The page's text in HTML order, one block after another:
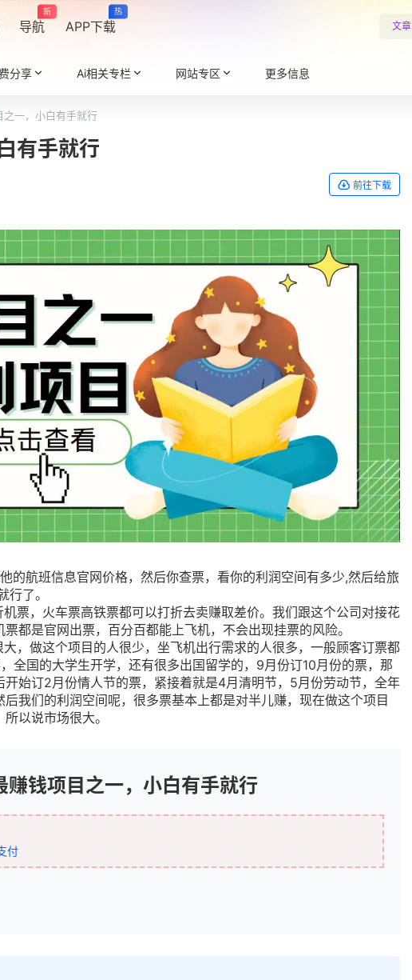
导航
新
APP下载
热
文章
分享 Ai相关专栏 网站专区 更多信息
一，小白有手就行
有手就行
前往下载
航班信息官网价格，然后你查票，看你的利润空间有多少,然后给旅
了。
票，火车票高铁票都可以打折去卖赚取差价。我们跟这个公司对接花
都是官网出票，百分百都能上飞机，不会出现挂票的风险。
，做这个项目的人很少，坐飞机出行需求的人很多，一般顾客订票都
全国的大学生开学，还有很多出国留学的，9月份订10月份的票，那
始订2月份情人节的票，紧接着就是4月清明节，5月份劳动节，全年
我们的利润空间呢，很多票基本上都是对半儿赚，现在做这个项目
以说市场很大。
钱项目之一，小白有手就行
付